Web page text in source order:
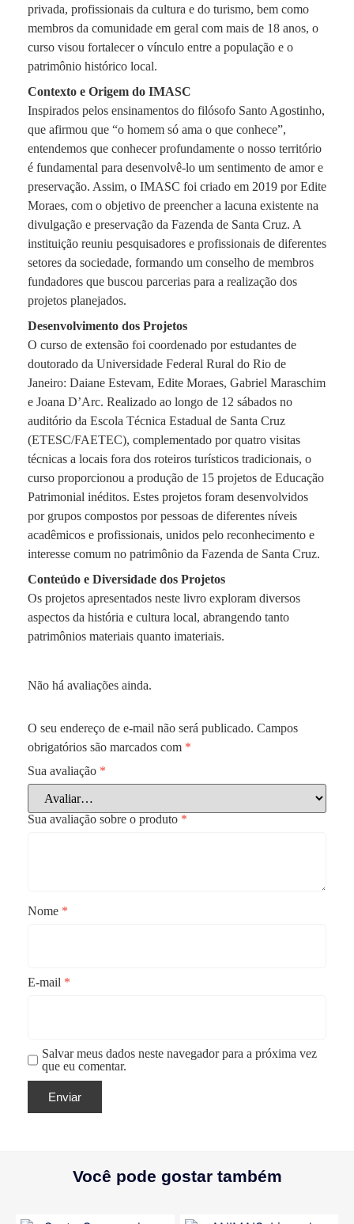
privada, profissionais da cultura e do turismo, bem como
membros da comunidade em geral com mais de 18 anos, o
curso visou fortalecer o vínculo entre a população e o
patrimônio histórico local.
Contexto e Origem do IMASC
Inspirados pelos ensinamentos do filósofo Santo Agostinho,
que afirmou que “o homem só ama o que conhece”,
entendemos que conhecer profundamente o nosso território
é fundamental para desenvolvê-lo um sentimento de amor e
preservação. Assim, o IMASC foi criado em 2019 por Edite
Moraes, com o objetivo de preencher a lacuna existente na
divulgação e preservação da Fazenda de Santa Cruz. A
instituição reuniu pesquisadores e profissionais de diferentes
setores da sociedade, formando um conselho de membros
fundadores que buscou parcerias para a realização dos
projetos planejados.
Desenvolvimento dos Projetos
O curso de extensão foi coordenado por estudantes de
doutorado da Universidade Federal Rural do Rio de
Janeiro: Daiane Estevam, Edite Moraes, Gabriel Maraschim
e Joana D’Arc. Realizado ao longo de 12 sábados no
auditório da Escola Técnica Estadual de Santa Cruz
(ETESC/FAETEC), complementado por quatro visitas
técnicas a locais fora dos roteiros turísticos tradicionais, o
curso proporcionou a produção de 15 projetos de Educação
Patrimonial inéditos. Estes projetos foram desenvolvidos
por grupos compostos por pessoas de diferentes níveis
acadêmicos e profissionais, unidos pelo reconhecimento e
interesse comum no patrimônio da Fazenda de Santa Cruz.
Conteúdo e Diversidade dos Projetos
Os projetos apresentados neste livro exploram diversos
aspectos da história e cultura local, abrangendo tanto
patrimônios materiais quanto imateriais.
Não há avaliações ainda.
O seu endereço de e-mail não será publicado. Campos
obrigatórios são marcados com *
Sua avaliação *
Sua avaliação sobre o produto *
Nome *
E-mail *
Salvar meus dados neste navegador para a próxima vez
que eu comentar.
Você pode gostar também